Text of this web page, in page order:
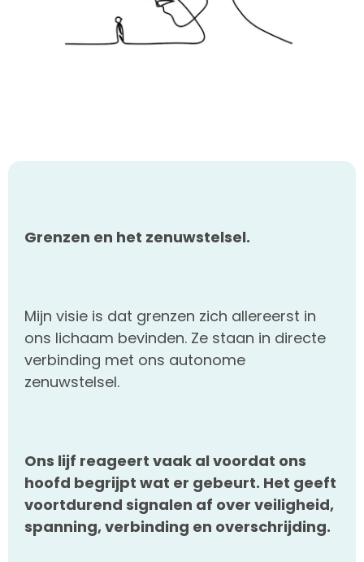
Grenzen en het zenuwstelsel.
Mijn visie is dat grenzen zich allereerst in
ons lichaam bevinden. Ze staan in directe
verbinding met ons autonome
zenuwstelsel.
Ons lijf reageert vaak al voordat ons
hoofd begrijpt wat er gebeurt. Het geeft
voortdurend signalen af over veiligheid,
spanning, verbinding en overschrijding.